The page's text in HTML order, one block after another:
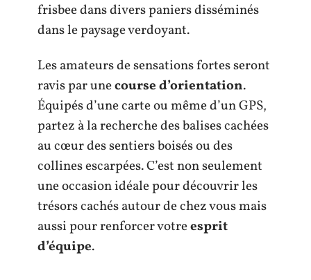
frisbee dans divers paniers disséminés
dans le paysage verdoyant.
Les amateurs de sensations fortes seront
ravis par unecourse d’orientation.
Équipés d’une carte ou même d’un GPS,
partez à la recherche des balises cachées
au cœur des sentiers boisés ou des
collines escarpées. C’est non seulement
une occasion idéale pour découvrir les
trésors cachés autour de chez vous mais
aussi pour renforcer votreesprit
d’équipe.